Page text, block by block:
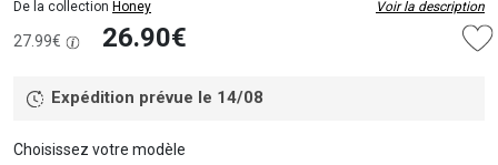
De la collection Honey Voir la description
27.99€ 26.90€
Expédition prévue le 14/08
Choisissez votre modèle